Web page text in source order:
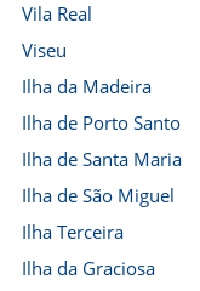
Vila Real
Viseu
Ilha da Madeira
Ilha de Porto Santo
Ilha de Santa Maria
Ilha de São Miguel
Ilha Terceira
Ilha da Graciosa